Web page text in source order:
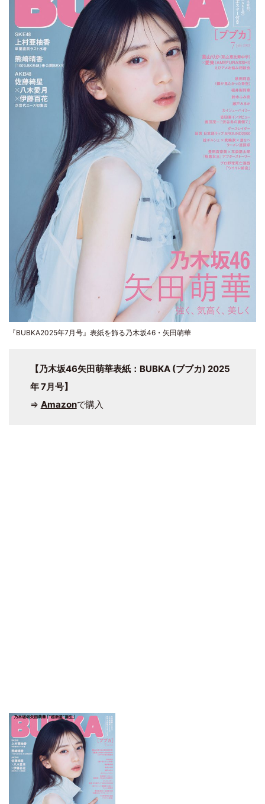
『BUBKA2025年7月号』表紙を飾る乃木坂46・矢田萌華
【乃木坂46矢田萌華表紙：BUBKA (ブブカ) 2025
年 7月号】
⇒ Amazonで購入